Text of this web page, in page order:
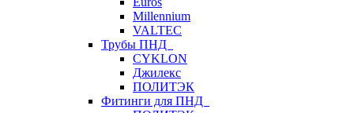
Millennium
VALTEC
Трубы ПНД
CYKLON
Джилекс
ПОЛИТЭК
Фитинги для ПНД